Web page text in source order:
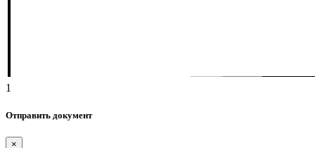
1
Отправить документ
×